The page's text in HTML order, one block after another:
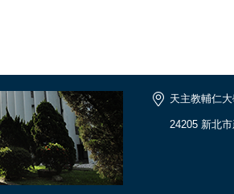
天主教輔仁
24205 新北